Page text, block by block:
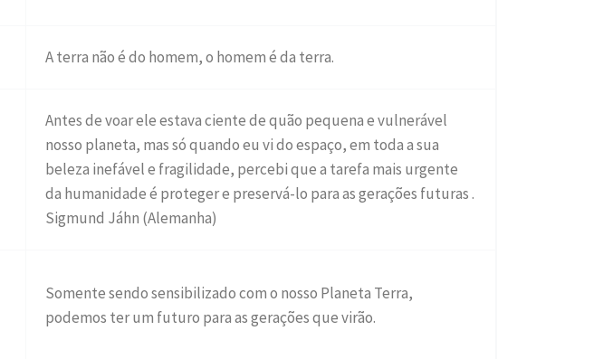
A terra não é do homem, o homem é da terra.
Antes de voar ele estava ciente de quão pequena e vulnerável
nosso planeta, mas só quando eu vi do espaço, em toda a sua
beleza inefável e fragilidade, percebi que a tarefa mais urgente
da humanidade é proteger e preservá-lo para as gerações futuras .
Sigmund Jáhn (Alemanha)
Somente sendo sensibilizado com o nosso Planeta Terra,
podemos ter um futuro para as gerações que virão.